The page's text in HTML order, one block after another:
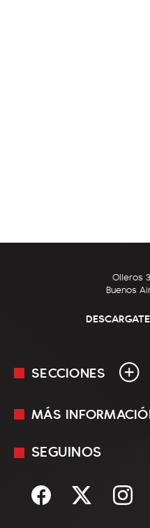
Olleros
Buenos
SECCIONES
En Vivo
Sociedad
MÁS
Mediakit
Términos y condiciones
SEGUINOS